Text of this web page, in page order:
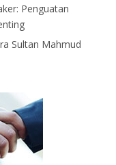
Penguatan
Sultan Mahmud